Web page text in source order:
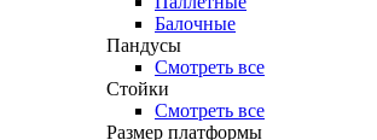
Балочные
Пандусы
Смотреть все
Стойки
Смотреть все
Размер платформы